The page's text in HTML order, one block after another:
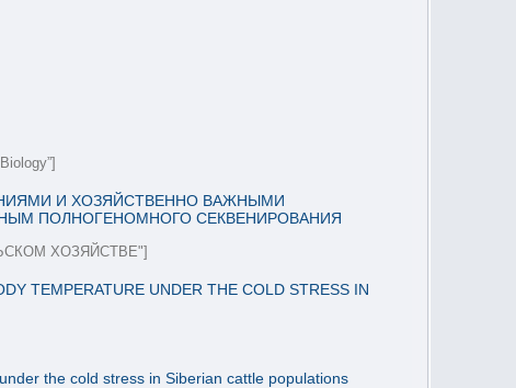
И ХОЗЯЙСТВЕННО ВАЖНЫМИ
ПОЛНОГЕНОМНОГО СЕКВЕНИРОВАНИЯ
ХОЗЯЙСТВЕ"]
TEMPERATURE UNDER THE COLD STRESS IN
the cold stress in Siberian cattle populations